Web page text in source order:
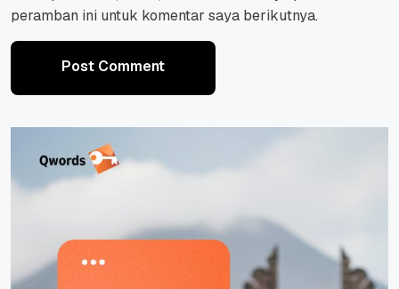
peramban ini untuk komentar saya berikutnya.
Post Comment